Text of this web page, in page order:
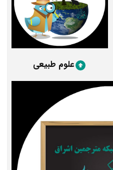
علوم طبیعی